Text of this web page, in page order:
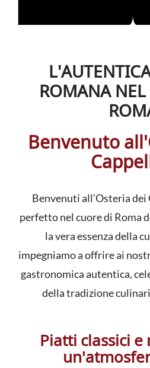
ROMANA
Benvenuto
Benvenuti all’Osteria
perfetto nel cuore di Roma
la vera essenza della
impegniamo a offrire ai
gastronomica autentica,
della tradizione
Piatti classici